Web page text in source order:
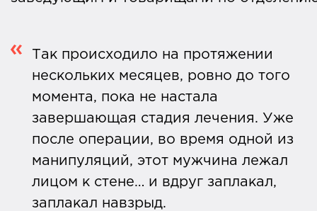
Так происходило на протяжении
нескольких месяцев, ровно до того
момента, пока не настала
завершающая стадия лечения. Уже
после операции, во время одной из
манипуляций, этот мужчина лежал
лицом к стене… и вдруг заплакал,
заплакал навзрыд.